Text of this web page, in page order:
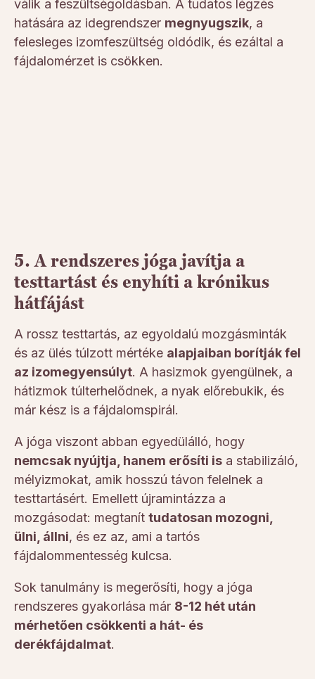
válik a feszültségoldásban. A tudatos légzés
hatására az idegrendszer megnyugszik, a
felesleges izomfeszültség oldódik, és ezáltal a
fájdalomérzet is csökken.
5. A rendszeres jóga javítja a
testtartást és enyhíti a krónikus
hátfájást
A rossz testtartás, az egyoldalú mozgásminták
és az ülés túlzott mértéke alapjaiban borítják fel
az izomegyensúlyt. A hasizmok gyengülnek, a
hátizmok túlterhelődnek, a nyak előrebukik, és
már kész is a fájdalomspirál.
A jóga viszont abban egyedülálló, hogy
nemcsak nyújtja, hanem erősíti is a stabilizáló,
mélyizmokat, amik hosszú távon felelnek a
testtartásért. Emellett újramintázza a
mozgásodat: megtanít tudatosan mozogni,
ülni, állni, és ez az, ami a tartós
fájdalommentesség kulcsa.
Sok tanulmány is megerősíti, hogy a jóga
rendszeres gyakorlása már 8-12 hét után
mérhetően csökkenti a hát- és
derékfájdalmat.